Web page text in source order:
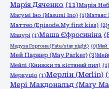
Марія Дяченко (11)Марія
Масумі Іно (Masumi Ino) (1)Матаяс
Маттео (Episode.My first kiss) (2)
Мацурі (1)Маша Єфросиніна
Медуза Горгона (Fate/stay night) (0)Мей
Мей Паркер (May Parker) (3)
Мейлі (Книжки та кістяний пил) (1)
Меркуціо (1)Мерлін (Merlin)
Мері Макдональд (Mary